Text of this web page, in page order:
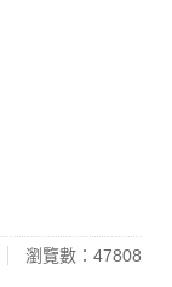
瀏覽數：47808